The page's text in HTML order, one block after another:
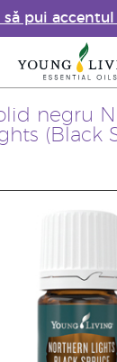
să pui
negru
(Black